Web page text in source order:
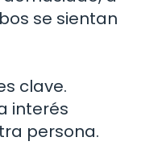
se sientan
clave.
interés
persona.